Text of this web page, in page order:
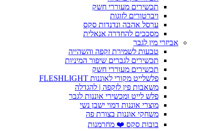
תכשירים מעוררי חשק
ויברטורים לזוגות
ערסל אהבה ונדנדות סקס
מסככים להחדרה אנאלית
אביזרי מין לגבר
טבעות לשמירת זקפה והשהייה
תכשירים לגברים שיפור המיניות
תכשירים מעוררי חשק
פלשלייט מקורי לאוננות FLESHLIGHT
משאבות פין לזקפה | להגדלה
פלש לייט ומכשירי אוננות לגבר
מוצרי אוננות דמוי ישבן נשי
משחקי אוננות בצורת פה
בובות סקס ❤️ מחרמנות